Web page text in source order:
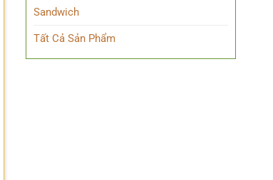
Sandwich
Tất Cả Sản Phẩm